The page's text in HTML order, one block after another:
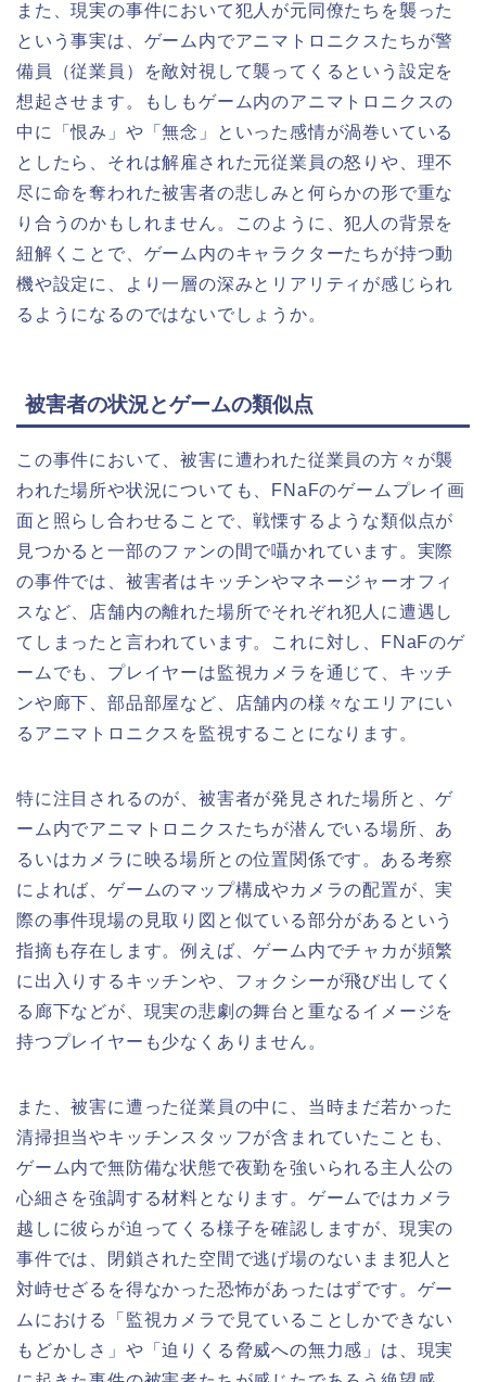
また、現実の事件において犯人が元同僚たちを襲った
という事実は、ゲーム内でアニマトロニクスたちが警
備員（従業員）を敵対視して襲ってくるという設定を
想起させます。もしもゲーム内のアニマトロニクスの
中に「恨み」や「無念」といった感情が渦巻いている
としたら、それは解雇された元従業員の怒りや、理不
尽に命を奪われた被害者の悲しみと何らかの形で重な
り合うのかもしれません。このように、犯人の背景を
紐解くことで、ゲーム内のキャラクターたちが持つ動
機や設定に、より一層の深みとリアリティが感じられ
るようになるのではないでしょうか。
被害者の状況とゲームの類似点
この事件において、被害に遭われた従業員の方々が襲
われた場所や状況についても、FNaFのゲームプレイ画
面と照らし合わせることで、戦慄するような類似点が
見つかると一部のファンの間で囁かれています。実際
の事件では、被害者はキッチンやマネージャーオフィ
スなど、店舗内の離れた場所でそれぞれ犯人に遭遇し
てしまったと言われています。これに対し、FNaFのゲ
ームでも、プレイヤーは監視カメラを通じて、キッチ
ンや廊下、部品部屋など、店舗内の様々なエリアにい
るアニマトロニクスを監視することになります。
特に注目されるのが、被害者が発見された場所と、ゲ
ーム内でアニマトロニクスたちが潜んでいる場所、あ
るいはカメラに映る場所との位置関係です。ある考察
によれば、ゲームのマップ構成やカメラの配置が、実
際の事件現場の見取り図と似ている部分があるという
指摘も存在します。例えば、ゲーム内でチャカが頻繁
に出入りするキッチンや、フォクシーが飛び出してく
る廊下などが、現実の悲劇の舞台と重なるイメージを
持つプレイヤーも少なくありません。
また、被害に遭った従業員の中に、当時まだ若かった
清掃担当やキッチンスタッフが含まれていたことも、
ゲーム内で無防備な状態で夜勤を強いられる主人公の
心細さを強調する材料となります。ゲームではカメラ
越しに彼らが迫ってくる様子を確認しますが、現実の
事件では、閉鎖された空間で逃げ場のないまま犯人と
対峙せざるを得なかった恐怖があったはずです。ゲー
ムにおける「監視カメラで見ていることしかできない
もどかしさ」や「迫りくる脅威への無力感」は、現実